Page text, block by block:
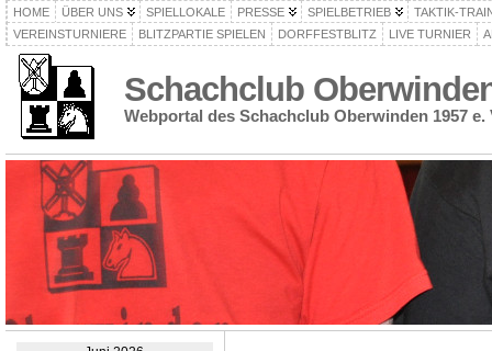
HOME ÜBER UNS SPIELLOKALE PRESSE SPIELBETRIEB
TAKTIK-
VEREINSTURNIERE
BLITZPARTIE SPIELEN DORFFESTBLITZ LIVE TURNIER
Schachclub
Webportal des Schachclub Oberwinden 1957 e.